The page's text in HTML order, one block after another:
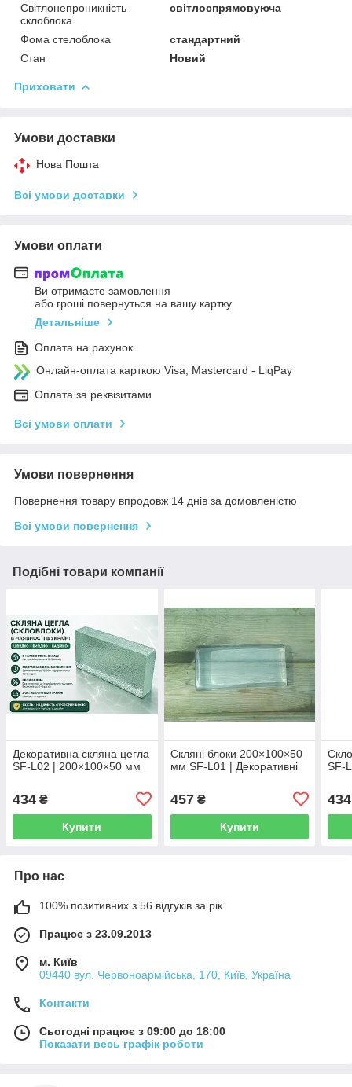
Світлонепроникність
склоблока
світлоспрямовуюча
Фома стелоблока
стандартний
Стан
Новий
Приховати
Умови доставки
Нова Пошта
Всі умови доставки
Умови оплати
Ви отримаєте замовлення
або гроші повернуться на вашу картку
Детальніше
Оплата на рахунок
Онлайн-оплата карткою Visa, Mastercard - LiqPay
Оплата за реквізитами
Всі умови оплати
Умови повернення
Повернення товару впродовж 14 днів за домовленістю
Всі умови повернення
Подібні товари компанії
Декоративна скляна цегла
SF-L02 | 200×100×50 мм
434 ₴
Купити
Скляні блоки 200×100×50
мм SF-L01 | Декоративні
457₴
Купити
SF-
434
Про нас
100% позитивних з 56 відгуків за рік
Працює з 23.09.2013
м. Київ
09440 вул. Червоноармійська, 170, Київ, Україна
Контакти
Сьогодні працює з 09:00 до 18:00
Показати весь графік роботи